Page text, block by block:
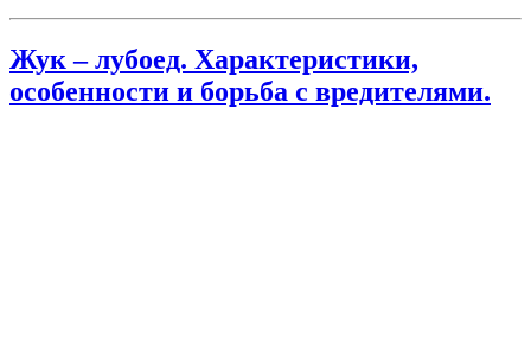
Жук – лубоед. Характеристики,
особенности и борьба с вредителями.